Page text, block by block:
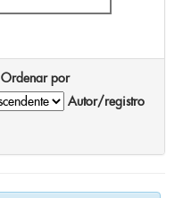
Ordenar por
Autor/registro